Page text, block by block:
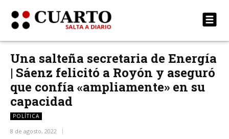
Una salteña secretaria de Energía
| Sáenz felicitó a Royón y aseguró
que confía «ampliamente» en su
capacidad
POLÍTICA
8 de agosto, 2022